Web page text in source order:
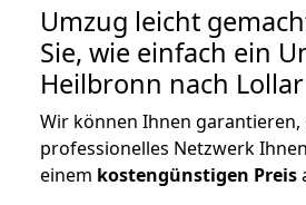
Umzug leicht
Sie, wie einfach ein
Heilbronn nach
Wir können Ihnen garantieren,
professionelles Netzwerk
einem kostengünstigen Preis